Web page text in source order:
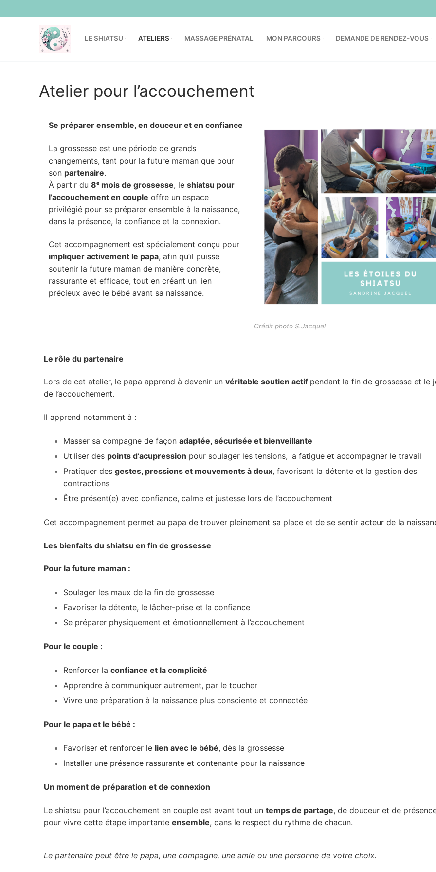
LE SHIATSU ATELIERS MASSAGE PRÉNATAL MON PARCOURS DEMANDE DE RENDEZ-VOUS
Atelier pour l’accouchement
Se préparer ensemble, en douceur et en confiance
La grossesse est une période de grands
changements, tant pour la future maman que pour
son partenaire.
À partir du 8ᵉ mois de grossesse, le shiatsu pour
l’accouchement en couple offre un espace
privilégié pour se préparer ensemble à la naissance,
dans la présence, la confiance et la connexion.
Cet accompagnement est spécialement conçu pour
impliquer activement le papa, afin qu’il puisse
soutenir la future maman de manière concrète,
rassurante et efficace, tout en créant un lien
précieux avec le bébé avant sa naissance.
Crédit photo S.Jacquel
Le rôle du partenaire
Lors de cet atelier, le papa apprend à devenir un véritable soutien actif pendant la fin de grossesse et le
de l’accouchement.
Il apprend notamment à :
Masser sa compagne de façon adaptée, sécurisée et bienveillante
Utiliser des points d’acupression pour soulager les tensions, la fatigue et accompagner le travail
Pratiquer des gestes, pressions et mouvements à deux, favorisant la détente et la gestion des
contractions
Être présent(e) avec confiance, calme et justesse lors de l’accouchement
Cet accompagnement permet au papa de trouver pleinement sa place et de se sentir acteur de la
Les bienfaits du shiatsu en fin de grossesse
Pour la future maman :
Soulager les maux de la fin de grossesse
Favoriser la détente, le lâcher-prise et la confiance
Se préparer physiquement et émotionnellement à l’accouchement
Pour le couple :
Renforcer la confiance et la complicité
Apprendre à communiquer autrement, par le toucher
Vivre une préparation à la naissance plus consciente et connectée
Pour le papa et le bébé :
Favoriser et renforcer le lien avec le bébé, dès la grossesse
Installer une présence rassurante et contenante pour la naissance
Un moment de préparation et de connexion
Le shiatsu pour l’accouchement en couple est avant tout un temps de partage, de douceur et de
pour vivre cette étape importante ensemble, dans le respect du rythme de chacun.
Le partenaire peut être le papa, une compagne, une amie ou une personne de votre choix.